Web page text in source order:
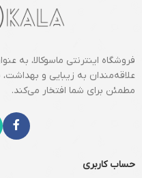
فروشگاه اینترنتی ماسوکالا، به
علاقه‌مندان به زیبایی و
مطمئن برای شما افتخار می‌کند.
حساب کاربری